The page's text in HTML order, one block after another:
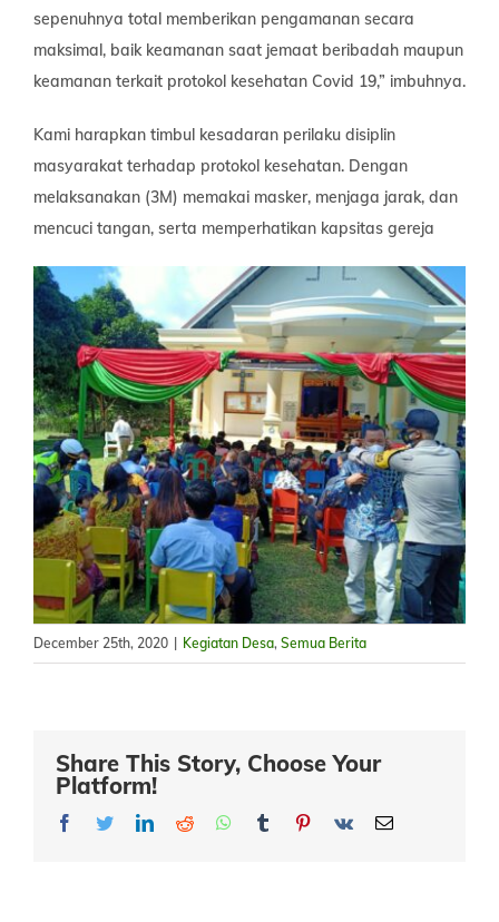
sepenuhnya total memberikan pengamanan secara
maksimal, baik keamanan saat jemaat beribadah maupun
keamanan terkait protokol kesehatan Covid 19,” imbuhnya.
Kami harapkan timbul kesadaran perilaku disiplin
masyarakat terhadap protokol kesehatan. Dengan
melaksanakan (3M) memakai masker, menjaga jarak, dan
mencuci tangan, serta memperhatikan kapsitas gereja
December 25th, 2020 Kegiatan Desa, Semua Berita
Share This Story, Choose Your
Platform!
Facebook
TwitterLinkedIn
Reddit Whatsapp
Tumblr Pinterest
Vk Email